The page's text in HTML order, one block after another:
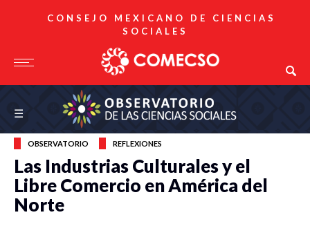
CONSEJO MEXICANO DE CIENCIAS
SOCIALES
Observatorio de las Ciencias Sociales
☰
OBSERVATORIO REFLEXIONES
Las Industrias Culturales y el
Libre Comercio en América del
Norte